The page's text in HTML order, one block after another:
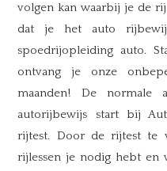
volgen kan waarbij je de
dat je het auto
spoedrijopleiding auto.
ontvang je onze
maanden! De normale
autorijbewijs start bij
rijtest. Door de rijtest te
rijlessen je nodig hebt en